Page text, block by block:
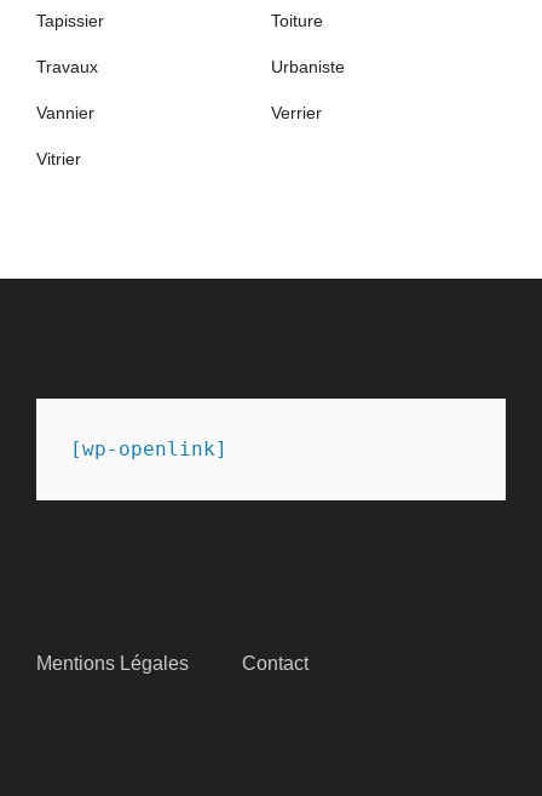
Tapissier Toiture
Travaux Urbaniste
Vannier Verrier
Vitrier
[wp-openlink]
Mentions Légales Contact